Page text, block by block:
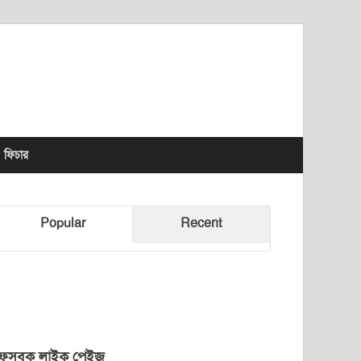
ফিচার
Popular Recent
লাইক পেইজ